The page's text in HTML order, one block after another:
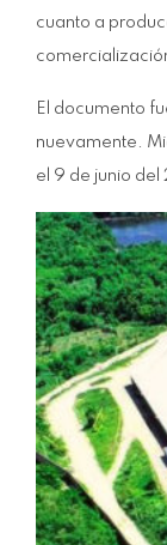
cuanto a
El documento
nuevamente.
el 9 de junio del